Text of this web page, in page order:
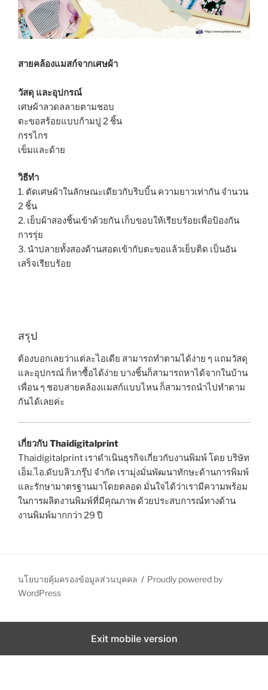
สายคล้องแมสก์จากเศษผ้า
วัสดุ และอุปกรณ์
เศษผ้าลวดลลายตามชอบ
ตะขอสร้อยแบบก้ามปู 2 ชิ้น
กรรไกร
เข็มและด้าย
วิธีทำ
1. ตัดเศษผ้าในลักษณะเดียวกับริบบิ้น ความยาวเท่ากัน จำนวน
2 ชิ้น
2. เย็บผ้าสองชิ้นเข้าด้วยกัน เก็บขอบให้เรียบร้อยเพื่อป้องกัน
การรุ่ย
3. นำปลายทั้งสองด้านสอดเข้ากับตะขอแล้วเย็บติด เป็นอัน
เสร็จเรียบร้อย
สรุป
ต้องบอกเลยว่าแต่ละไอเดีย สามารถทำตามได้ง่าย ๆ แถมวัสดุ
และอุปกรณ์ ก็หาซื้อได้ง่าย บางชิ้นก็สามารถหาได้จากในบ้าน
เพื่อน ๆ ชอบสายคล้องแมสก์แบบไหน ก็สามารถนำไปทำตาม
กันได้เลยค่ะ
เกี่ยวกับ Thaidigitalprint
Thaidigitalprint เราดำเนินธุรกิจเกี่ยวกับงานพิมพ์ โดย บริษัท
เอ็ม.ไอ.ดับบลิว.กรุ๊ป จำกัด เรามุ่งมั่นพัฒนาทักษะด้านการพิมพ์
และรักษามาตรฐานมาโดยตลอด มั่นใจได้ว่าเรามีความพร้อม
ในการผลิตงานพิมพ์ที่มีคุณภาพ ด้วยประสบการณ์ทางด้าน
งานพิมพ์มากกว่า 29 ปี
นโยบายคุ้มครองข้อมูลส่วนบุคคล
Proudly powered by
WordPress
Exit mobile version